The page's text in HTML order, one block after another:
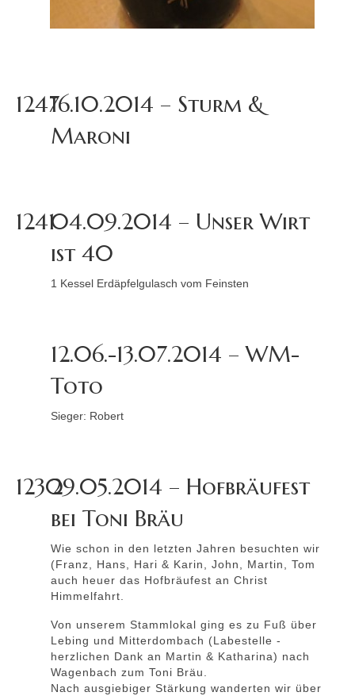
124716.10.2014 – Sturm &
Maroni
124104.09.2014 – Unser Wirt
ist 40
1 Kessel Erdäpfelgulasch vom Feinsten
12.06.-13.07.2014 – WM-
Toto
Sieger: Robert
123029.05.2014 – Hofbräufest
bei Toni Bräu
Wie schon in den letzten Jahren besuchten wir
(Franz, Hans, Hari & Karin, John, Martin, Tom
auch heuer das Hofbräufest an Christ
Himmelfahrt.
Von unserem Stammlokal ging es zu Fuß über
Lebing und Mitterdombach (Labestelle -
herzlichen Dank an Martin & Katharina) nach
Wagenbach zum Toni Bräu.
Nach ausgiebiger Stärkung wanderten wir über